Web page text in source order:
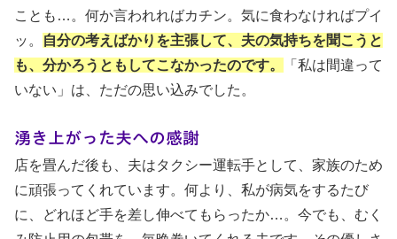
ことも…。何か言われればカチン。気に食わなければプイ
ッ。
自分の考えばかりを主張して、夫の気持ちを聞こうと
も、分かろうともしてこなかったのです。
「私は間違って
いない」は、ただの思い込みでした。
湧き上がった夫への感謝
店を畳んだ後も、夫はタクシー運転手として、家族のため
に頑張ってくれています。何より、私が病気をするたび
に、どれほど手を差し伸べてもらったか…。今でも、むく